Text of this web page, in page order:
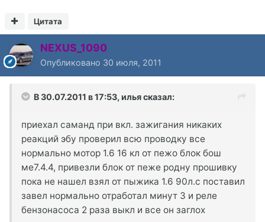
Цитата
NEXUS_1090
Опубликовано 30 июля, 2011
В 30.07.2011 в 17:53, илья сказал:
приехал саманд при вкл. зажигания никаких
реакций эбу проверил всю проводку все
нормально мотор 1.6 16 кл от пежо блок бош
ме7.4.4, привезли блок от пеже родну прошивку
пока не нашел взял от пыжика 1.6 90л.с поставил
завел нормально отработал минут 3 и реле
бензонасоса 2 раза выкл и все он заглох